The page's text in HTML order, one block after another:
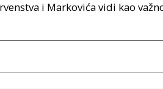
i Markovića vidi kao